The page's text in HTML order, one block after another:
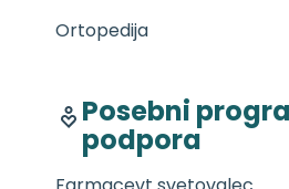
Ortopedija
Posebni
podpora